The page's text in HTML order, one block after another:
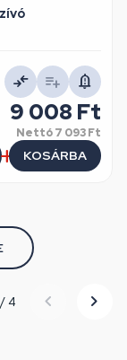
9 008 Ft
Nettó7 093 Ft
KOSÁRBA
/ 4